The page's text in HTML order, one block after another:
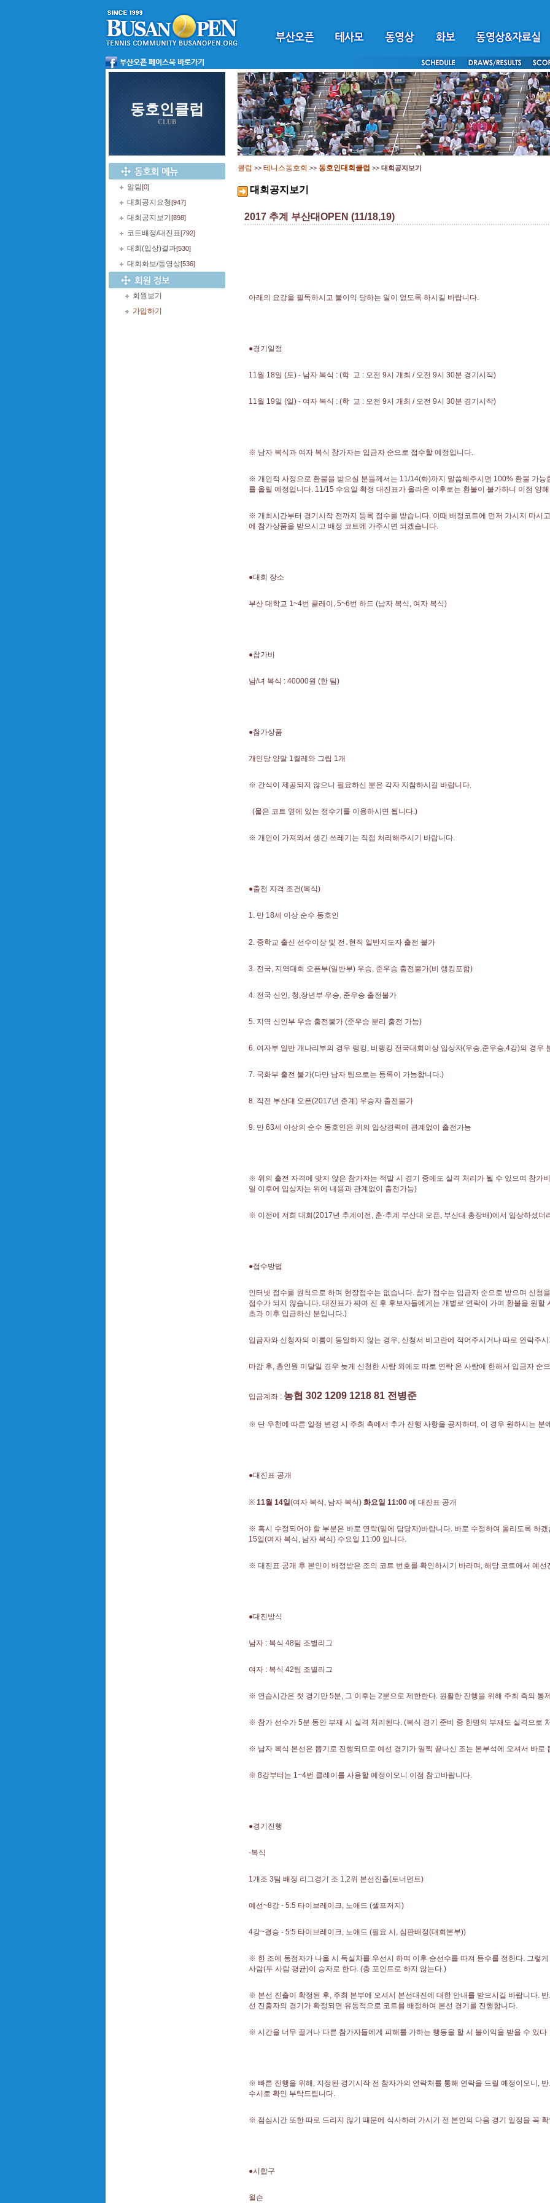
동호인클럽
CLUB
알림[0]
대회공지요청[947]
대회공지보기 [898]
코트배정/대진표[792]
대회(입상)결과[530]
대회화보/동영상[536]
회원보기
가입하기
클럽 >> 테니스동호회 >> 동호인대회클럽 >> 대회공지보기
대회공지보기
2017 추계 부산대OPEN (11/18,19)
아래의 요강을 필독하시고 불이익 당하는 일이 없도록 하시길 바랍니다.
●경기일정
11월 18일 (토) - 남자 복식 : (학 교 : 오전 9시 개최 / 오전 9시 30분 경기시작)
11월 19일 (일) - 여자 복식 : (학 교 : 오전 9시 개최 / 오전 9시 30분 경기시작)
※ 남자 복식과 여자 복식 참가자는 입금자 순으로 접수할 예정입니다.
※ 개인적 사정으로 환불을 받으실 분들께서는 11/14(화)까지 말씀해주시면 100% 환불 가능
를 올릴 예정입니다. 11/15 수요일 확정 대진표가 올라온 이후로는 환불이 불가하니 이점 양
※ 개최시간부터 경기시작 전까지 등록 접수를 받습니다. 이때 배정코트에 먼저 가시지 마시
에 참가상품을 받으시고 배정 코트에 가주시면 되겠습니다.
●대회 장소
부산 대학교 1~4번 클레이, 5~6번 하드 (남자 복식, 여자 복식)
●참가비
남/녀 복식 : 40000원 (한 팀)
●참가상품
개인당 양말 1켤레와 그립 1개
※ 간식이 제공되지 않으니 필요하신 분은 각자 지참하시길 바랍니다.
(물은 코트 옆에 있는 정수기를 이용하시면 됩니다.)
※ 개인이 가져와서 생긴 쓰레기는 직접 처리해주시기 바랍니다.
●출전 자격 조건(복식)
1. 만 18세 이상 순수 동호인
2. 중학교 출신 선수이상 및 전․현직 일반지도자 출전 불가
3. 전국, 지역대회 오픈부(일반부) 우승, 준우승 출전불가(비 랭킹포함)
4. 전국 신인, 청,장년부 우승, 준우승 출전불가
5. 지역 신인부 우승 출전불가 (준우승 분리 출전 가능)
6. 여자부 일반 개나리부의 경우 랭킹, 비랭킹 전국대회이상 입상자(우승,준우승,4강)의 경우
7. 국화부 출전 불가(다만 남자 팀으로는 등록이 가능합니다.)
8. 직전 부산대 오픈(2017년 춘계) 우승자 출전불가
9. 만 63세 이상의 순수 동호인은 위의 입상경력에 관계없이 출전가능
※ 위의 출전 자격에 맞지 않은 참가자는 적발 시 경기 중에도 실격 처리가 될 수 있으며 참가
일 이후에 입상자는 위에 내용과 관계없이 출전가능)
※ 이전에 저희 대회(2017년 추계이전, 춘·추계 부산대 오픈, 부산대 총장배)에서 입상하셨더
●접수방법
인터넷 접수를 원칙으로 하며 현장접수는 없습니다. 참가 접수는 입금자 순으로 받으며 신청
접수가 되지 않습니다. 대진표가 짜여 진 후 후보자들에게는 개별로 연락이 가며 환불을 원할
초과 이후 입금하신 분입니다.)
입금자와 신청자의 이름이 동일하지 않는 경우, 신청서 비고란에 적어주시거나 따로 연락주
마감 후, 총인원 미달일 경우 늦게 신청한 사람 외에도 따로 연락 온 사람에 한해서 입금자 순
입금계좌 : 농협 302 1209 1218 81 전병준
※ 단 우천에 따른 일정 변경 시 주최 측에서 추가 진행 사항을 공지하며, 이 경우 원하시는 분
●대진표 공개
※11월 14일(여자 복식, 남자 복식)화요일 11:00 에 대진표 공개
※ 혹시 수정되어야 할 부분은 바로 연락(밑에 담당자)바랍니다. 바로 수정하여 올리도록 하
15일(여자 복식, 남자 복식) 수요일 11:00 입니다.
※ 대진표 공개 후 본인이 배정받은 조의 코트 번호를 확인하시기 바라며, 해당 코트에서 예선
●대진방식
남자 : 복식 48팀 조별리그
여자 : 복식 42팀 조별리그
※ 연습시간은 첫 경기만 5분, 그 이후는 2분으로 제한한다. 원활한 진행을 위해 주최 측의 통
※ 참가 선수가 5분 동안 부재 시 실격 처리된다. (복식 경기 준비 중 한명의 부재도 실격으로
※ 남자 복식 본선은 뽑기로 진행되므로 예선 경기가 일찍 끝나신 조는 본부석에 오셔서 바로
※ 8강부터는 1~4번 클레이를 사용할 예정이오니 이점 참고바랍니다.
●경기진행
-복식
1개조 3팀 배정 리그경기 조 1,2위 본선진출(토너먼트)
예선~8강 - 5:5 타이브레이크, 노애드 (셀프저지)
4강~결승 - 5:5 타이브레이크, 노애드 (필요 시, 심판배정(대회본부))
※ 한 조에 동점자가 나올 시 득실차를 우선시 하며 이후 승선수를 따져 등수를 정한다. 그렇
사람(두 사람 평균)이 승자로 한다. (총 포인트로 하지 않는다.)
※ 본선 진출이 확정된 후, 주최 본부에 오셔서 본선대진에 대한 안내를 받으시길 바랍니다.
선 진출자의 경기가 확정되면 유동적으로 코트를 배정하여 본선 경기를 진행합니다.
※ 시간을 너무 끌거나 다른 참가자들에게 피해를 가하는 행동을 할 시 불이익을 받을 수 있다
※ 빠른 진행을 위해, 지정된 경기시작 전 참자가의 연락처를 통해 연락을 드릴 예정이오니,
수시로 확인 부탁드립니다.
※ 점심시간 또한 따로 드리지 않기 때문에 식사하러 가시기 전 본인의 다음 경기 일정을 꼭
●시합구
윌슨